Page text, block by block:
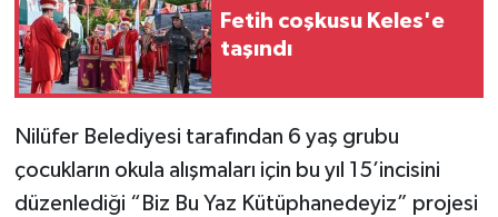
Fetih coşkusu Keles'e
taşındı
Nilüfer Belediyesi tarafından 6 yaş grubu
çocukların okula alışmaları için bu yıl 15’incisini
düzenlediği “Biz Bu Yaz Kütüphanedeyiz” projesi